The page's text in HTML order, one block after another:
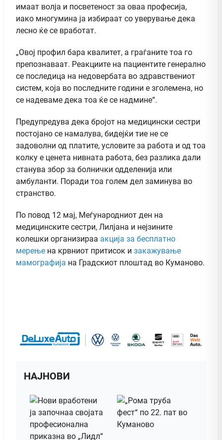
имаат волја и посветеност за оваа професија,
иако многумина ја избираат со уверување дека
лесно ќе се вработат.
„Овој профил бара квалитет, а граѓаните тоа го
препознаваат. Реакциите на пациентите генерално
се последица на недовербата во здравствениот
систем, која во последните години е зголемена, но
се надеваме дека тоа ќе се надмине“.
Предупредува дека бројот на медицински сестри
постојано се намалува, бидејќи тие не се
задоволни од платите, условите за работа и од тоа
колку е ценета нивната работа, без разлика дали
станува збор за болнички одделенија или
амбуланти. Поради тоа голем дел заминува во
странство.
По повод 12 мај, Меѓународниот ден на
медицинските сестри, Лилјана и нејзините
колешки организираа акција за бесплатно
мерење на крвниот притисок и закажување
мамографија на Градскиот плоштад во Куманово.
НАЈНОВИ